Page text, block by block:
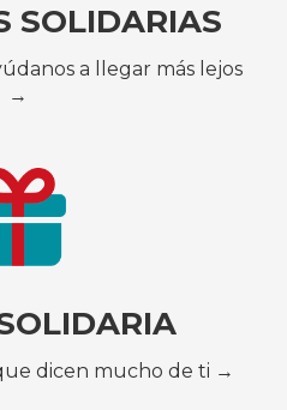
SOLIDARIAS
a llegar más lejos
→
dicen mucho de ti →